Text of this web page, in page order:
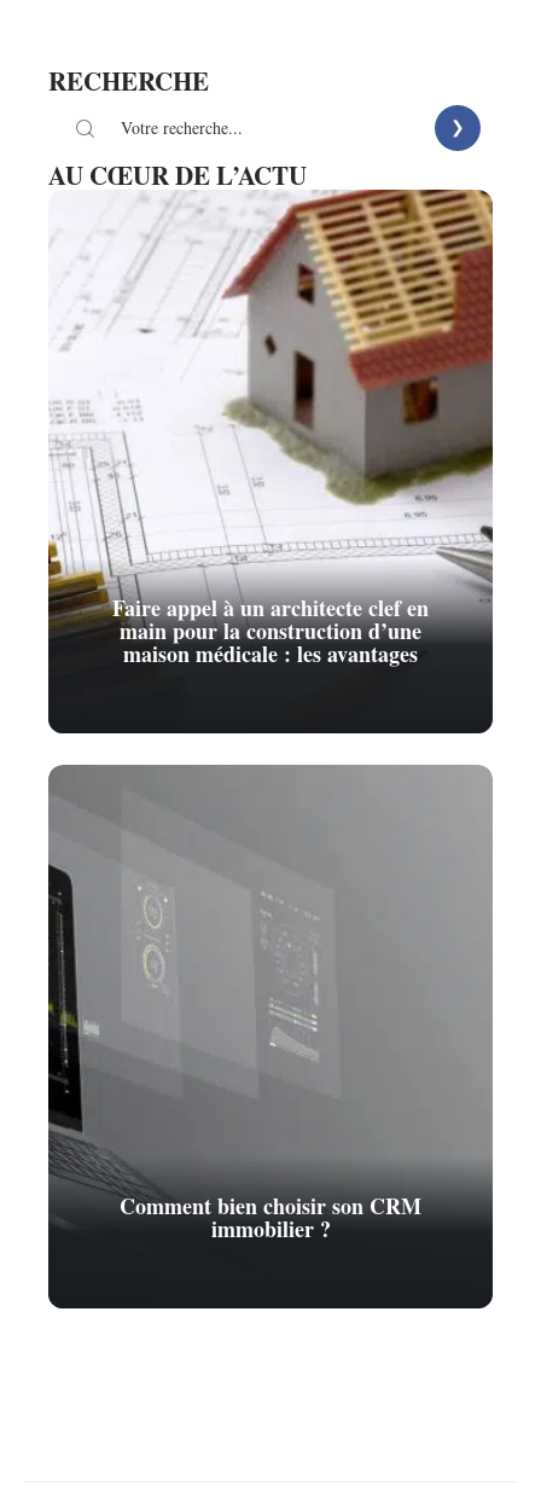
RECHERCHE
AU CŒUR DE L’ACTU
Faire appel à un architecte clef en
main pour la construction d’une
maison médicale : les avantages
Comment bien choisir son CRM
immobilier ?